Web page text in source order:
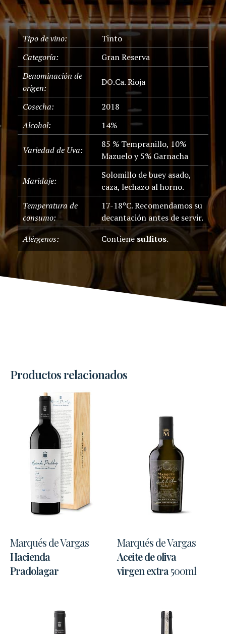
Tipo de vino:
Tinto
Categoría:
Gran Reserva
Denominación de
origen:
DO.Ca. Rioja
Cosecha:
2018
Alcohol:
14%
Variedad de Uva:
85 % Tempranillo, 10%
Mazuelo y 5% Garnacha
Maridaje:
Solomillo de buey asado,
caza, lechazo al horno.
Temperatura de
consumo:
17-18ºC. Recomendamos su
decantación antes de servir.
Alérgenos:
Contienesulfitos.
Productos relacionados
Marqués de Vargas
Hacienda
Pradolagar
Marqués de Vargas
Aceite de oliva
virgen extra 500ml